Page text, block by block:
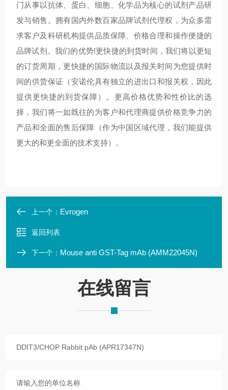
门从事以抗体、蛋白、细胞、化学品为核心的试剂产品研
发与销售。拥有国内外数百家品牌试剂代理权，为众多需
求客户及科研机构提供品质保障、价格合理和操作便捷的
品牌试剂。我们的优势!更快捷的到货时间，我们将以更短
的订货周期，更快捷的国际物流以及报关时间为您提供时
间的供货保证（安诺伦具有独立的进出口和报关权，因此
提供更快捷的到货保障）。更高价格优势和性价比的选
择，我们将一如既往的为客户和代理商提供价格竞争力的
产品和全面的售后保障（作为中国区域代理，我们能提供
更大的和更全面的技术支持）。
上一个： Evrogen
返回列表
下一个： Mouse anti GST-Tag mAb (AMM22045N)
在线留言